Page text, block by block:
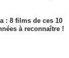
: 8 films de ces 10
à reconnaître !